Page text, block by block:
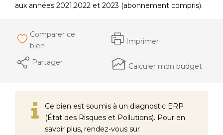
aux années 2021,2022 et 2023 (abonnement compris).
Comparer ce
bien
Imprimer
Partager Calculer mon budget
Ce bien est soumis à un diagnostic ERP
(État des Risques et Pollutions). Pour en
savoir plus, rendez-vous sur